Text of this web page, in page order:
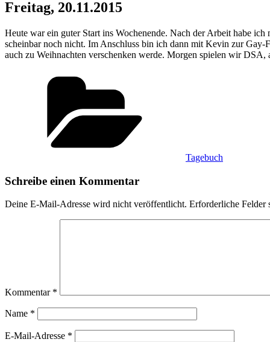
Freitag, 20.11.2015
Heute war ein guter Start ins Wochenende. Nach der Arbeit habe
scheinbar noch nicht. Im Anschluss bin ich dann mit Kevin zur
auch zu Weihnachten verschenken werde. Morgen spielen wir
Tagebuch
Schreibe einen Kommentar
Deine E-Mail-Adresse wird nicht veröffentlicht. Erforderliche Felder
Kommentar *
Name *
E-Mail-Adresse *